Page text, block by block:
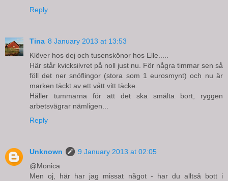
Reply
Tina 8 January 2013 at 13:53
Klöver hos dej och tusenskönor hos Elle.....
Här står kvicksilvret på noll just nu. För några timmar sen så
föll det ner snöflingor (stora som 1 eurosmynt) och nu är
marken täckt av ett vått vitt täcke.
Håller tummarna för att det ska smälta bort, ryggen
arbetsvägrar nämligen...
Reply
Unknown
9 January 2013 at 02:05
@Monica
Men oj, här har jag missat något - har du alltså bott i